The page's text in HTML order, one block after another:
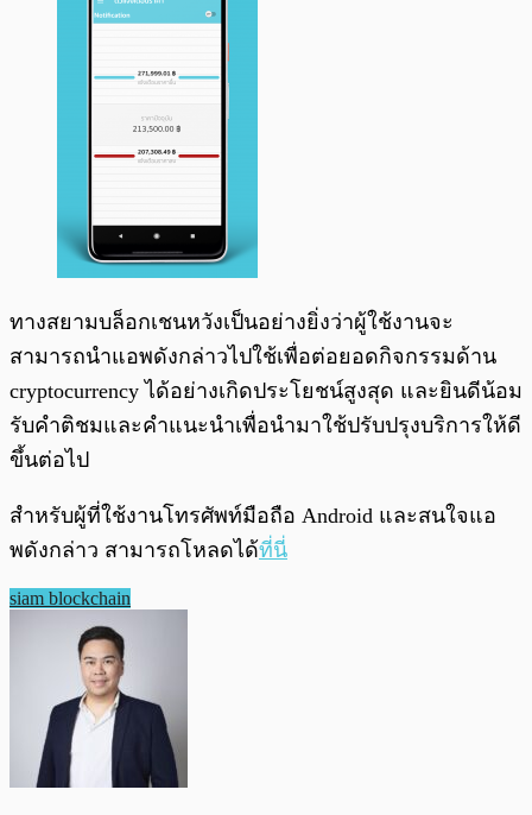
ทางสยามบล็อกเชนหวังเป็นอย่างยิ่งว่าผู้ใช้งานจะ
สามารถนำแอพดังกล่าวไปใช้เพื่อต่อยอดกิจกรรมด้าน
cryptocurrency ได้อย่างเกิดประโยชน์สูงสุด และยินดีน้อม
รับคำติชมและคำแนะนำเพื่อนำมาใช้ปรับปรุงบริการให้ดี
ขึ้นต่อไป
สำหรับผู้ที่ใช้งานโทรศัพท์มือถือ Android และสนใจแอ
พดังกล่าว สามารถโหลดได้ที่นี่
siam blockchain